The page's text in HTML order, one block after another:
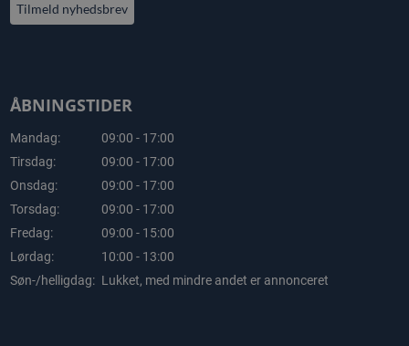
Tilmeld nyhedsbrev
ÅBNINGSTIDER
Mandag:
09:00 - 17:00
Tirsdag:
09:00 - 17:00
Onsdag:
09:00 - 17:00
Torsdag:
09:00 - 17:00
Fredag:
09:00 - 15:00
Lørdag:
10:00 - 13:00
Søn-/helligdag: Lukket, med mindre andet er annonceret